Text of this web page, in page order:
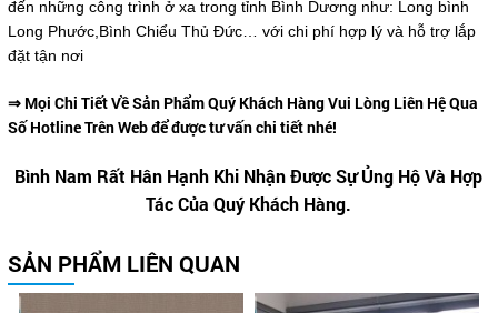
đến những công trình ở xa trong tỉnh Bình Dương như: Long bình
Long Phước,Bình Chiểu Thủ Đức… với chi phí hợp lý và hỗ trợ lắp
đặt tận nơi
⇒ Mọi Chi Tiết Về Sản Phẩm Quý Khách Hàng Vui Lòng Liên Hệ Qua
Số Hotline Trên Web để được tư vấn chi tiết nhé!
Bình Nam Rất Hân Hạnh Khi Nhận Được Sự Ủng Hộ Và Hợp
Tác Của Quý Khách Hàng.
SẢN PHẨM LIÊN QUAN